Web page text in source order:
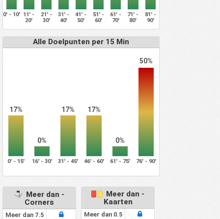
0' - 10' 11' -
20'
21' -
30'
31' -
40'
41' -
50'
51' -
60'
61' -
70'
71' -
80'
81' -
90'
Alle Doelpunten per 15 Min
17%
0%
17% 17%
0%
50%
0' - 15' 16' - 30' 31' - 45' 46' - 60' 61' - 75' 76' - 90'
Meer dan -
Corners
Meer dan 7.5
Meer dan -
Kaarten
Meer dan 0.5